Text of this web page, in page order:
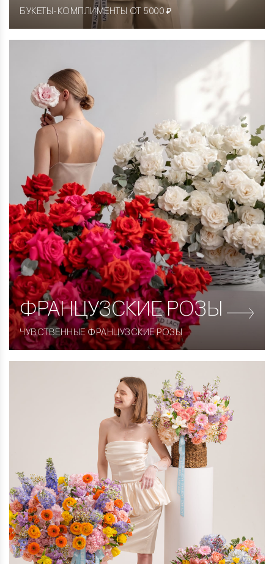
БУКЕТЫ-КОМПЛИМЕНТЫ ОТ 5000 ₽
ФРАНЦУЗСКИЕРОЗЫ
ЧУВСТВЕННЫЕ ФРАНЦУЗСКИЕ РОЗЫ